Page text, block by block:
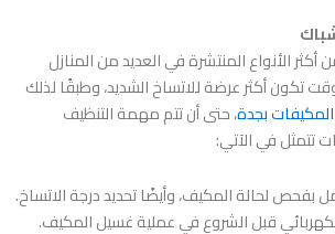
الأنواع المنتشرة في العديد من المنازل
تكون أكثر عرضة للاتساخ الشديد، وطبقًا لذلك
بجدة، حتى أن تتم مهمة التنظيف
تتمثل في الآتي:
بفحص لحالة المكيف، وأيضًا تحديد درجة الاتساخ.
قبل الشروع في عملية غسيل المكيف.